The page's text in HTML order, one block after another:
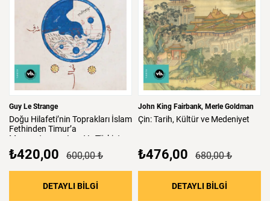
Guy Le Strange
Doğu Hilafeti’nin Toprakları İslam
Fethinden Timur’a
Mezopotamya,
Iran Ve Türkistan
₺420,00 600,00 ₺
DETAYLI BİLGİ : Doğu Hilafeti’nin Toprakları İslam
John King Fairbank Merle Goldman
Çin:Tarih, Kültürve Medeniyet
₺476,00 680,00 ₺
DETAYLI BİLGİ